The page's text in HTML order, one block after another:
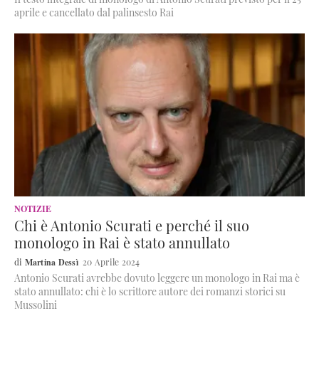
aprile e cancellato dal palinsesto Rai
NOTIZIE
Chi è Antonio Scurati e perché il suo
monologo in Rai è stato annullato
Martina Dessì 20 Aprile 2024
Antonio Scurati avrebbe dovuto leggere un monologo in Rai ma è
stato annullato: chi è lo scrittore autore dei romanzi storici su
Mussolini